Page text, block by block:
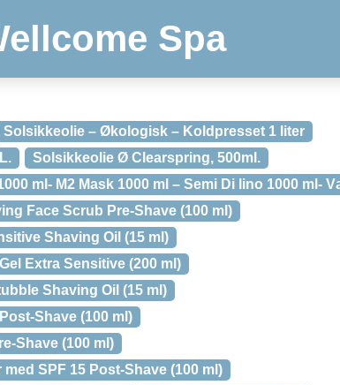
Spa
Solsikkeolie – Økologisk – Koldpresset 1 liter
Solsikkeolie Ø Clearspring, 500ml.
ml- M2 Mask 1000 ml – Semi Di lino 1000 ml-
Face Scrub Pre-Shave (100 ml)
Shaving Oil (15 ml)
Extra Sensitive (200 ml)
Shaving Oil (15 ml)
Shave (100 ml)
Shave (100 ml)
SPF 15 Post-Shave (100 ml)